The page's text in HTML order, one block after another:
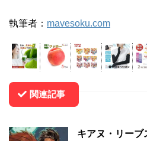
執筆者： mavesoku.com
関連記事
キアヌ・リーブ